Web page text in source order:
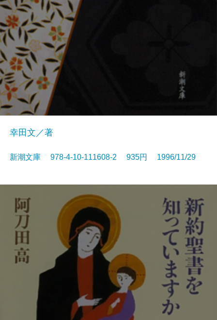
幸田文／著
新潮文庫 978-4-10-111608-2 935円 1996/11/29